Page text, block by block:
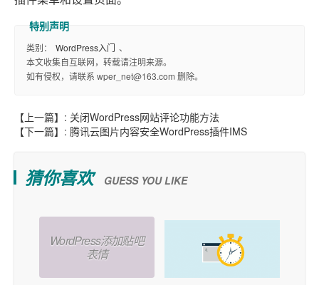
类别： WordPress入门 、
本文收集自互联网，转载请注明来源。
如有侵权，请联系 wper_net@163.com 删除。
【上一篇】: 关闭WordPress网站评论功能方法
【下一篇】: 腾讯云图片内容安全WordPress插件IMS
猜你喜欢 GUESS YOU LIKE
WordPress添加贴吧
表情